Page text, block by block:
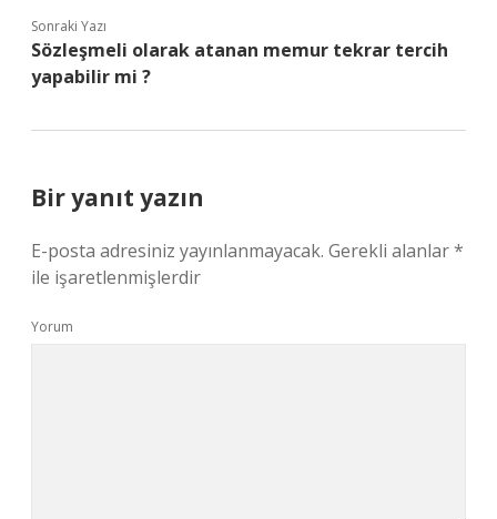
Sonraki Yazı
Sözleşmeli olarak atanan memur tekrar tercih
yapabilir mi ?
Bir yanıt yazın
E-posta adresiniz yayınlanmayacak. Gerekli alanlar*
ile işaretlenmişlerdir
Yorum